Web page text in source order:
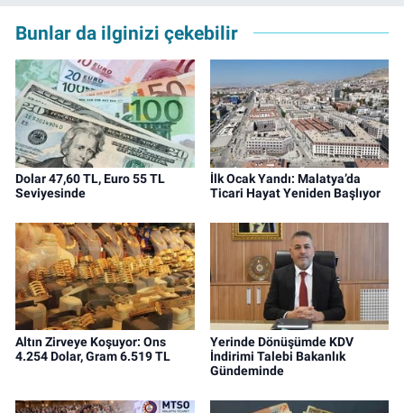
Bunlar da ilginizi çekebilir
Dolar 47,60 TL, Euro 55 TL
Seviyesinde
İlk Ocak Yandı: Malatya’da
Ticari Hayat Yeniden Başlıyor
Altın Zirveye Koşuyor: Ons
4.254 Dolar, Gram 6.519 TL
Yerinde Dönüşümde KDV
İndirimi Talebi Bakanlık
Gündeminde